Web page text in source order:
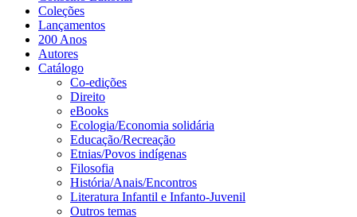
Coleções
Lançamentos
200 Anos
Autores
Catálogo
Co-edições
Direito
eBooks
Ecologia/Economia solidária
Educação/Recreação
Etnias/Povos indígenas
Filosofia
História/Anais/Encontros
Literatura Infantil e Infanto-Juvenil
Outros temas